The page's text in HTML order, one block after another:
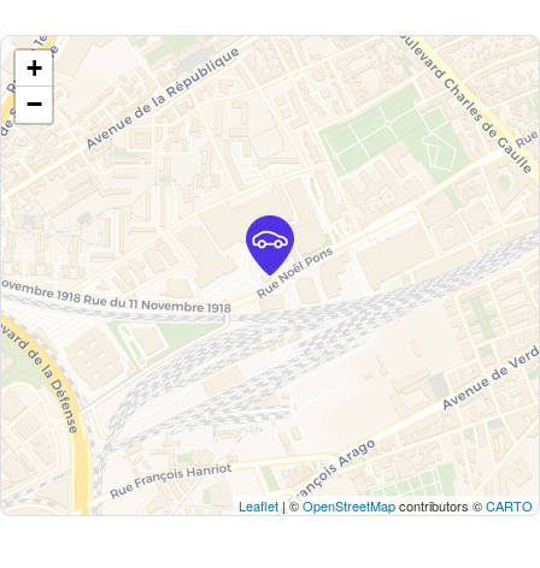
+
−
Leaflet| ©OpenStreetMapcontributors ©CARTO